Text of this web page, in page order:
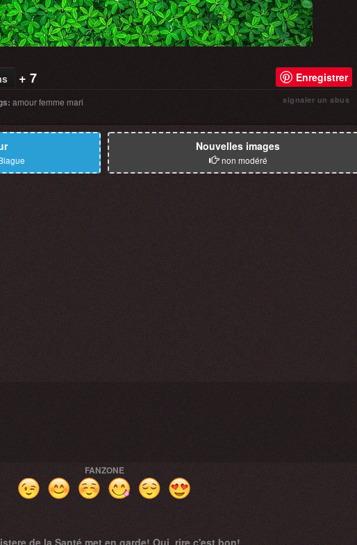
+ 7 Enregistrer
: amourfemme mari signaler un abus
Nouvelles images
non modéré
FANZONE
de la Santé met en garde! Oui, rire c'est bon!